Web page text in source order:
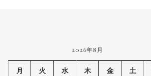
2026年8月
月 火 水 木 金 土